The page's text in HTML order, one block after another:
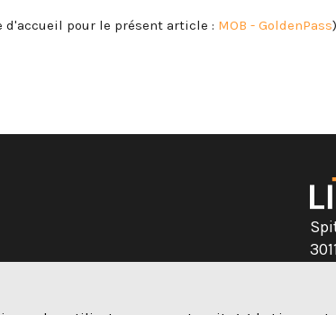
d'accueil pour le présent article : MOB - GoldenPass)